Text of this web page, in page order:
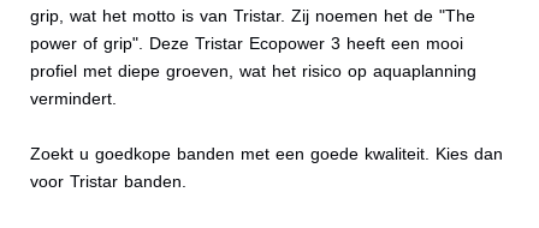
grip, wat het motto is van Tristar. Zij noemen het de "The
power of grip". Deze Tristar Ecopower 3 heeft een mooi
profiel met diepe groeven, wat het risico op aquaplanning
vermindert.
Zoekt u goedkope banden met een goede kwaliteit. Kies dan
voor Tristar banden.